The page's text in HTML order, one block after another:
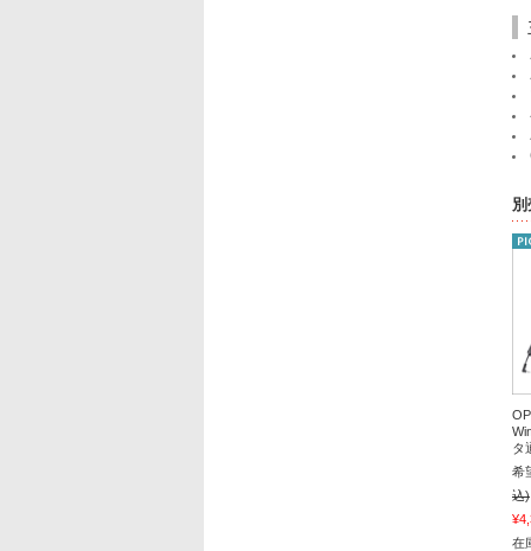
別
タ
希
込)
在